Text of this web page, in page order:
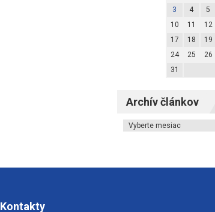
3
4 5
10
11 12
17
18 19
24
25 26
31
Archív článkov
Archív článkov
Kontakty